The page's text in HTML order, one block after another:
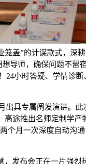
盖”的计谋款式，深
导师，确保问题不留
24小时答疑、学情诊
具专属阐发演讲。此
高途推出名师定制学
个月一次深度自动沟
发布会正在一片强烈